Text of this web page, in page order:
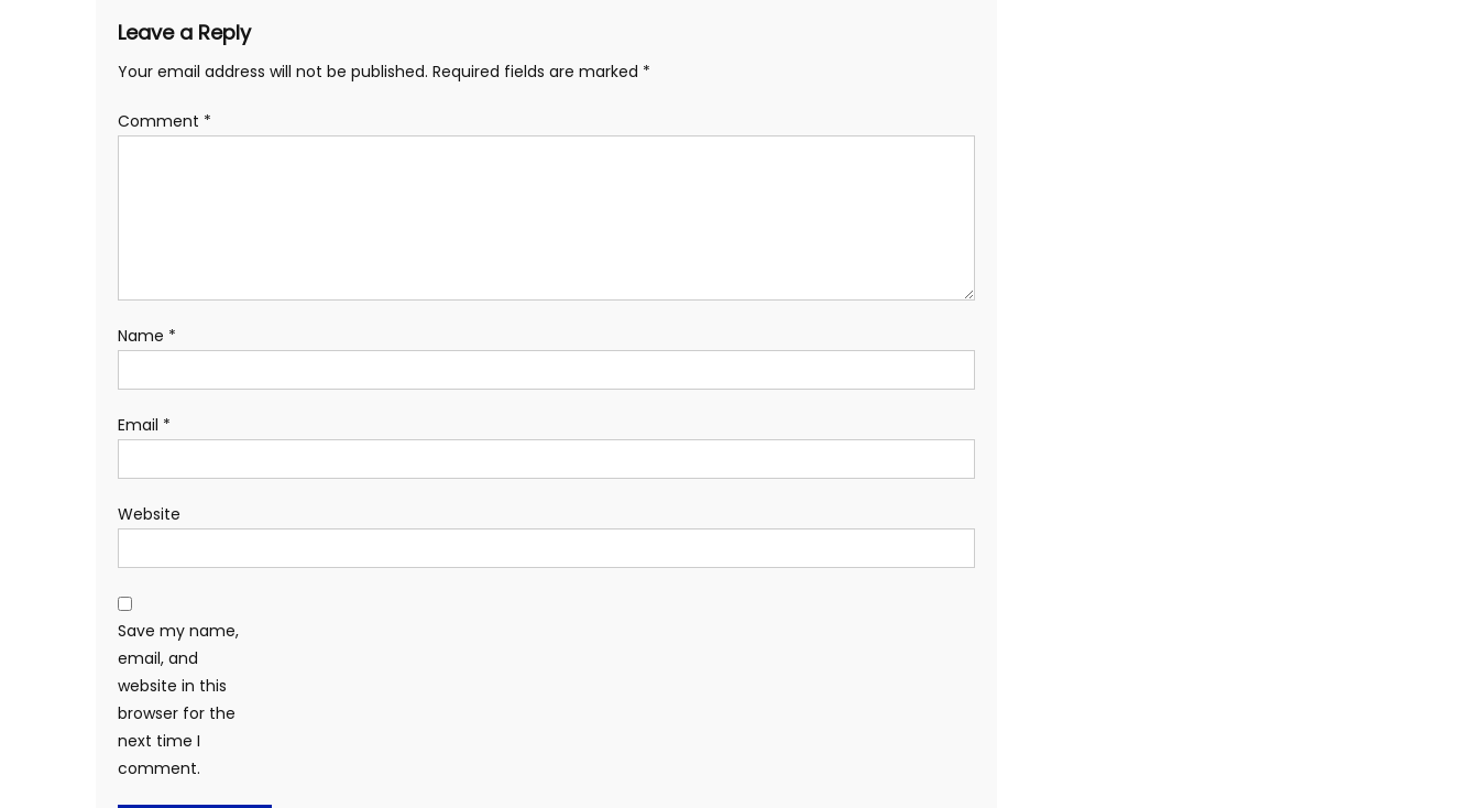
Leave a Reply
Your email address will not be published. Required fields are marked *
Comment *
Name *
Email *
Website
Save my name,
email, and
website in this
browser for the
next time I
comment.